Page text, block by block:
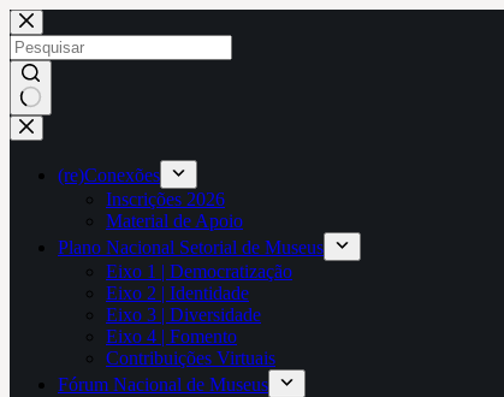
Pular
para
o
conteúdo
Sem
resultados
(re)Conexões
Inscrições 2026
Material de Apoio
Plano Nacional Setorial de Museus
Eixo 1 | Democratização
Eixo 2 | Identidade
Eixo 3 | Diversidade
Eixo 4 | Fomento
Contribuições Virtuais
Fórum Nacional de Museus